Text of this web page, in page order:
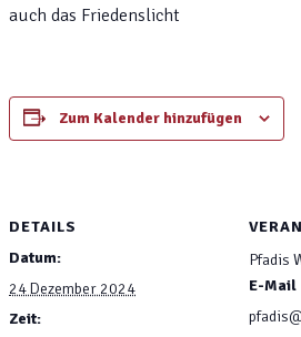
auch das Friedenslicht
Zum Kalender hinzufügen
DETAILS
Datum:
24 Dezember 2024
Zeit:
Pfadis
E-Mail